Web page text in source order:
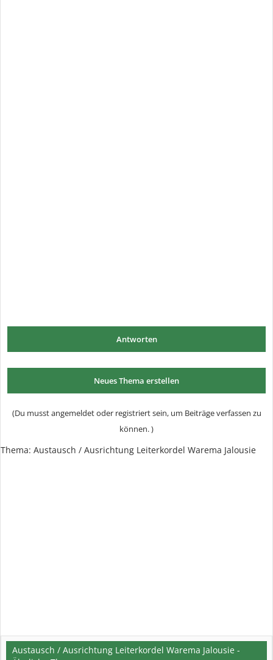
Antworten
Neues Thema erstellen
(Du musst angemeldet oder registriert sein, um Beiträge verfassen zu
können. )
Thema: Austausch / Ausrichtung Leiterkordel Warema Jalousie
Austausch / Ausrichtung Leiterkordel Warema Jalousie -